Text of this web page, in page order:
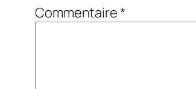
Commentaire*